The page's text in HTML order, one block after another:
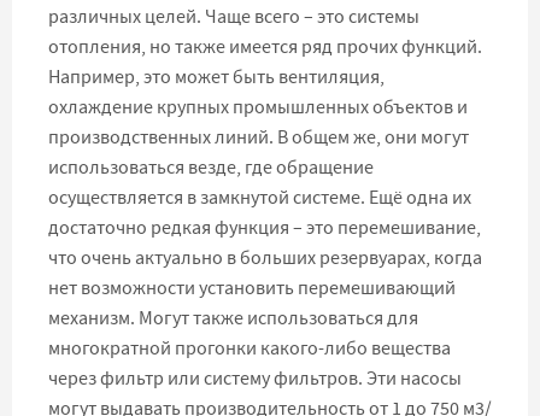
различных целей. Чаще всего – это системы
отопления, но также имеется ряд прочих функций.
Например, это может быть вентиляция,
охлаждение крупных промышленных объектов и
производственных линий. В общем же, они могут
использоваться везде, где обращение
осуществляется в замкнутой системе. Ещё одна их
достаточно редкая функция – это перемешивание,
что очень актуально в больших резервуарах, когда
нет возможности установить перемешивающий
механизм. Могут также использоваться для
многократной прогонки какого-либо вещества
через фильтр или систему фильтров. Эти насосы
могут выдавать производительность от 1 до 750 м3/